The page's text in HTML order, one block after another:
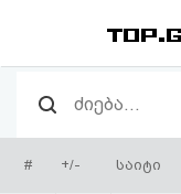
რეიტინგი
(მთავარი)
# +/- საიტი